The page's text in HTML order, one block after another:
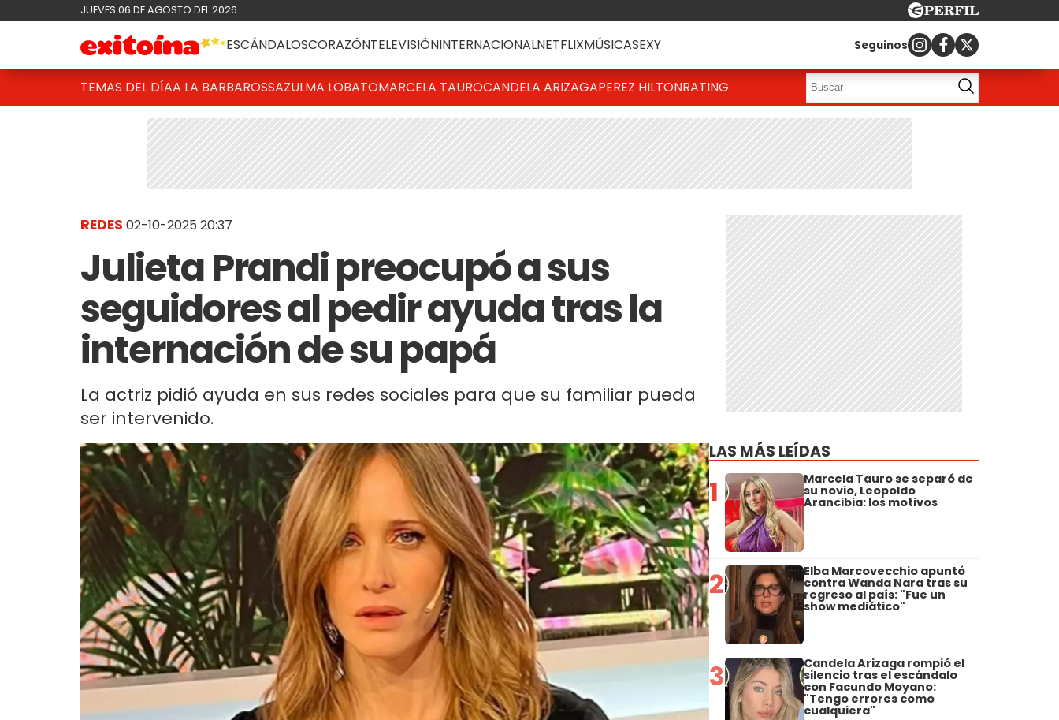
JUEVES 06 DE AGOSTO DEL 2026
ESCÁNDALOSCORAZÓNTELEVISIÓNINTERNACIONALNETFLIXMÚSICASEXY Seguinos
TEMAS DEL DÍAA LA BARBAROSSAZULMA LOBATOMARCELA TAUROCANDELA ARIZAGAPEREZ HILTONRATING
REDES 02-10-2025 20:37
Julieta Prandi preocupó a sus
seguidores al pedir ayuda tras la
internación de su papá
La actriz pidió ayuda en sus redes sociales para que su familiar pueda
ser intervenido.
LAS MÁS LEÍDAS
1 Marcela Tauro se separó de
su novio, Leopoldo
Arancibia: los motivos
2 Elba Marcovecchio apuntó
contra Wanda Nara tras su
regreso al país: "Fue un
show mediático"
3 Candela Arizaga rompió el
silencio tras el escándalo
con Facundo Moyano:
"Tengo errores como
cualquiera"